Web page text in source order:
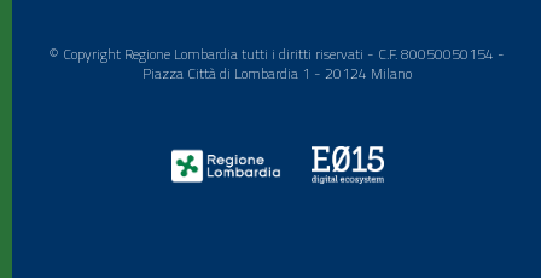
© Copyright Regione Lombardia tutti i diritti riservati - C.F. 80050050154 -
Piazza Città di Lombardia 1 - 20124 Milano